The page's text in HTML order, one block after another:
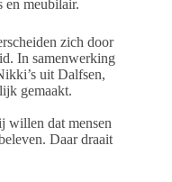
en meubilair.
zich door
In samenwerking
uit Dalfsen,
gemaakt.
willen dat mensen
Daar draait